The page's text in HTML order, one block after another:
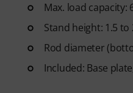
Max. load capacity:
Stand height: 1.5 to
Rod diameter
Included: Base